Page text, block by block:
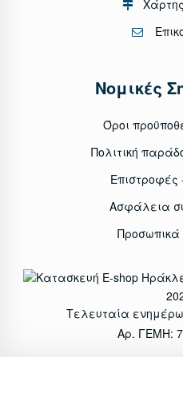
Νομικές
Όροι
Πολιτική
Επιστροφές
Ασφάλεια
Τελευταία
Αρ. ΓΕΜΗ: